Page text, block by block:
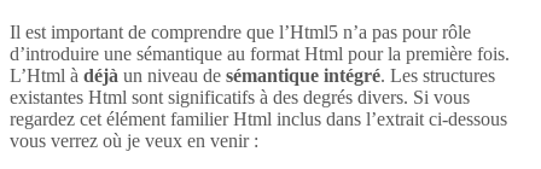
Il est important de comprendre que l’Html5 n’a pas pour rôle
d’introduire une sémantique au format Html pour la première fois.
L’Html à déjà un niveau de sémantique intégré. Les structures
existantes Html sont significatifs à des degrés divers. Si vous
regardez cet élément familier Html inclus dans l’extrait ci-dessous
vous verrez où je veux en venir :